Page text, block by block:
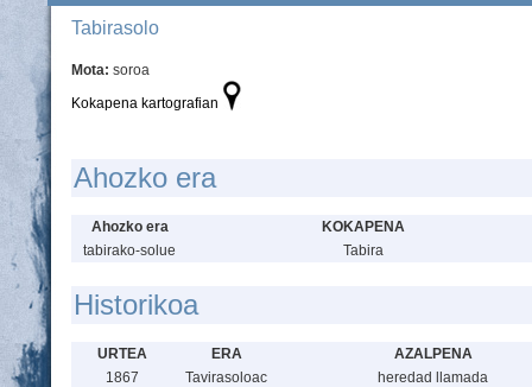
Tabirasolo
Mota: soroa
Kokapena kartografian
Ahozko era
Ahozko era
KOKAPENA
tabirako-solue
Tabira
Historikoa
URTEA ERA
AZALPENA
1867
Tavirasoloac
heredad llamada